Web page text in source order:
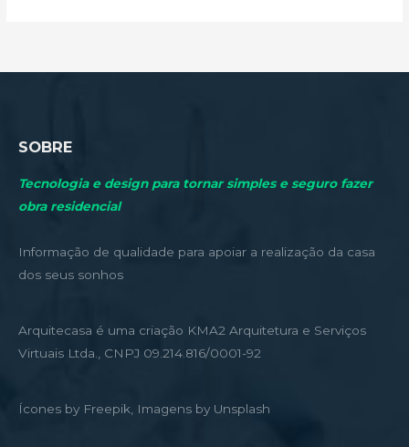
SOBRE
Tecnologia e design para tornar simples e seguro fazer
obra residencial
Informação de qualidade para apoiar a realização da casa
dos seus sonhos
Arquitecasa é uma criação KMA2 Arquitetura e Serviços
Virtuais Ltda., CNPJ 09.214.816/0001-92
Ícones by Freepik, Imagens by Unsplash